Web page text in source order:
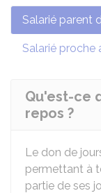
Salarié parent
Salarié proche
Qu'est-ce
repos ?
Le don de
permettant à
partie de ses